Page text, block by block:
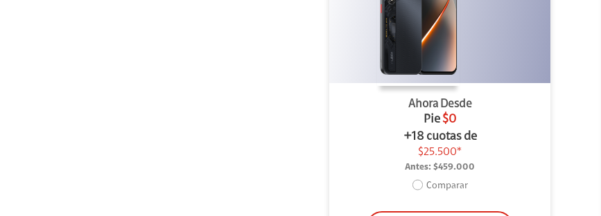
Ahora Desde
Pie $0
+18 cuotas de
$25.500*
Antes: $459.000
Comparar